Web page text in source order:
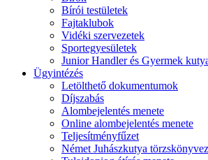
Bírói testületek
Fajtaklubok
Vidéki szervezetek
Sportegyesületek
Junior Handler és Gyermek
Ügyintézés
Letölthető dokumentumok
Díjszabás
Alombejelentés menete
Online alombejelentés menete
Teljesítményfűzet
Német Juhászkutya